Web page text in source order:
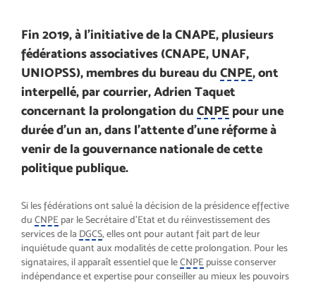
Fin 2019, à l’initiative de la CNAPE, plusieurs
fédérations associatives (CNAPE, UNAF,
UNIOPSS), membres du bureau du CNPE, ont
interpellé, par courrier, Adrien Taquet
concernant la prolongation du CNPE pour une
durée d’un an, dans l’attente d’une réforme à
venir de la gouvernance nationale de cette
politique publique.
Si les fédérations ont salué la décision de la présidence effective
du CNPE par le Secrétaire d’Etat et du réinvestissement des
services de la DGCS, elles ont pour autant fait part de leur
inquiétude quant aux modalités de cette prolongation. Pour les
signataires, il apparaît essentiel que leCNPE puisse conserver
indépendance et expertise pour conseiller au mieux les pouvoirs